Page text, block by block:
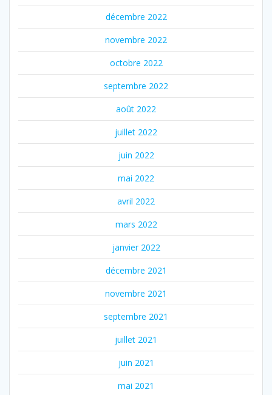
décembre 2022
novembre 2022
octobre 2022
septembre 2022
août 2022
juillet 2022
juin 2022
mai 2022
avril 2022
mars 2022
janvier 2022
décembre 2021
novembre 2021
septembre 2021
juillet 2021
juin 2021
mai 2021